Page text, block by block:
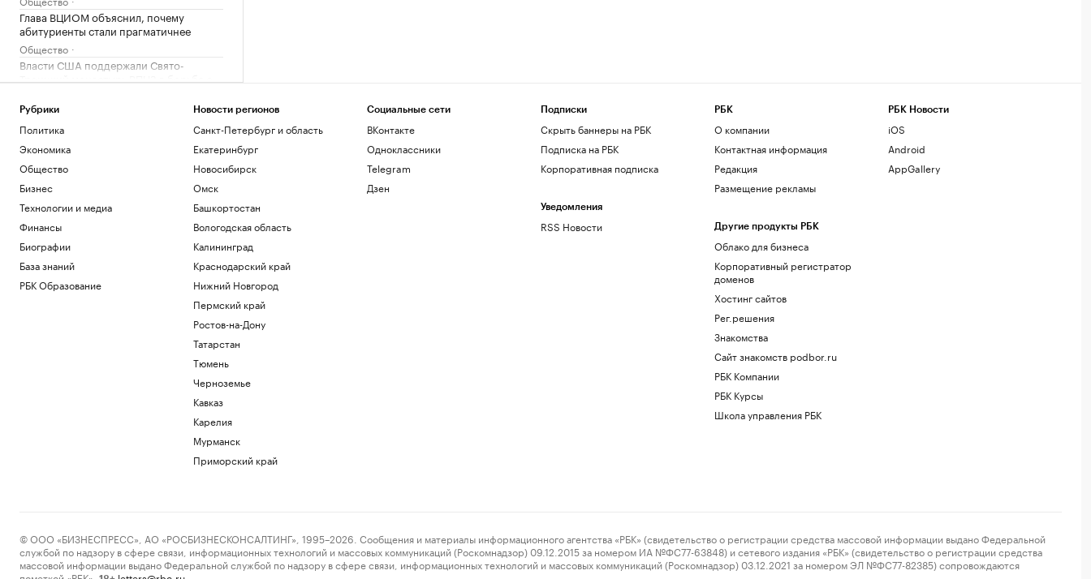
Глава ВЦИОМ объяснил, почему
абитуриенты стали прагматичнее
Общество
Власти США поддержали Свято-
Троицкий монастырь РПЦЗ в борьбе с
Общество
Трамп обжалует запрет на
строительство бального зала в Белом
доме
Политика
Как выглядит портрет абитуриента в
2026 году. Видео РБК
В США рассказали, как помогли
снарядам из Сербии попасть на
Украину
Политика
Будущее Ходынского поля: от пашни и
Погранслужба Финляндии пресекла
Рубрики
Политика
Экономика
Общество
Бизнес
Технологии и медиа
Финансы
Биографии
База знаний
РБК Образование
Новости регионов
Санкт-Петербург и область
Екатеринбург
Новосибирск
Омск
Башкортостан
Вологодская область
Калининград
Краснодарский край
Нижний Новгород
Пермский край
Ростов-на-Дону
Татарстан
Тюмень
Черноземье
Кавказ
Карелия
Мурманск
Приморский край
Социальные сети
ВКонтакте
Одноклассники
Telegram
Дзен
Подписки
Скрыть баннеры на РБК
Подписка на РБК
Корпоративная подписка
Уведомления
RSS Новости
РБК
О компании
Контактная информация
Редакция
Размещение рекламы
Другие продукты РБК
Облако для бизнеса
Корпоративный регистратор
доменов
Хостинг сайтов
Рег.решения
Знакомства
Сайт знакомств podbor.ru
РБК Компании
РБК Курсы
Школа управления РБК
РБК Новости
iOS
Android
AppGallery
© ООО «БИЗНЕСПРЕСС», АО «РОСБИЗНЕСКОНСАЛТИНГ», 1995–2026. Сообщения и материалы информационного агентства «РБК» (свидетельство о регистрации средства массовой информации выдано Федеральной
службой по надзору в сфере связи, информационных технологий и массовых коммуникаций (Роскомнадзор) 09.12.2015 за номером ИА №ФС77-63848) и сетевого издания «РБК» (свидетельство о регистрации средства
массовой информации выдано Федеральной службой по надзору в сфере связи, информационных технологий и массовых коммуникаций (Роскомнадзор) 03.12.2021 за номером ЭЛ №ФС77-82385) сопровождаются